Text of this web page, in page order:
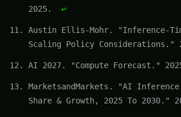
2025.
↩
Austin Ellis-Mohr. "Inference-
Scaling Policy Considerations."
AI 2027. "Compute Forecast."
MarketsandMarkets. "AI
Share & Growth, 2025 To 2030."